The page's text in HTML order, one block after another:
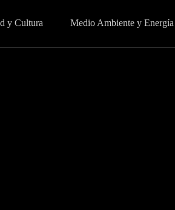
y Cultura Medio Ambiente y Energía